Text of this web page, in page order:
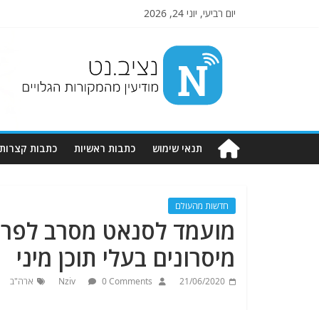
יום רביעי, יוני 24, 2026
Nziv.net
מודיעין
מהמקורות
תנאי שימוש כתבות ראשיות כתבות קצרות
חדשות מהעולם
מועמד לסנאט מסרב
מיסרונים בעלי תוכן מיני
21/06/2020
Nziv 0 Comments ארה"ב